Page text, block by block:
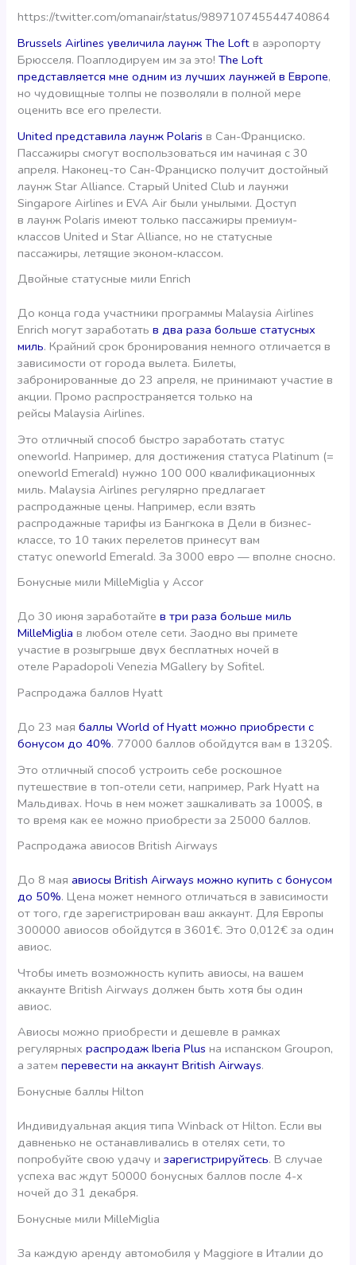
https://twitter.com/omanair/status/989710745544740864
Brussels Airlines увеличила лаунж The Loft в аэропорту
Брюсселя. Поаплодируем им за это!The Loft
представляется мне одним из лучших лаунжей в Европе,
но чудовищные толпы не позволяли в полной мере
оценить все его прелести.
United представила лаунж Polaris в Сан-Франциско.
Пассажиры смогут воспользоваться им начиная с 30
апреля. Наконец-то Сан-Франциско получит достойный
лаунж Star Alliance. Старый United Club и лаунжи
Singapore Airlines и EVA Air были унылыми. Доступ
в лаунж Polaris имеют только пассажиры премиум-
классов United и Star Alliance, но не статусные
пассажиры, летящие эконом-классом.
Двойные статусные мили Enrich
До конца года участники программы Malaysia Airlines
Enrich могут заработатьв два раза больше статусных
миль. Крайний срок бронирования немного отличается в
зависимости от города вылета. Билеты,
забронированные до 23 апреля, не принимают участие в
акции. Промо распространяется только на
рейсы Malaysia Airlines.
Это отличный способ быстро заработать статус
oneworld. Например, для достижения статуса Platinum (=
oneworld Emerald) нужно 100 000 квалификационных
миль. Malaysia Airlines регулярно предлагает
распродажные цены. Например, если взять
распродажные тарифы из Бангкока в Дели в бизнес-
классе, то 10 таких перелетов принесут вам
статус oneworld Emerald. За 3000 евро — вполне сносно.
Бонусные мили MilleMiglia у Accor
До 30 июня заработайтев три раза больше миль
MilleMiglia в любом отеле сети. Заодно вы примете
участие в розыгрыше двух бесплатных ночей в
отеле Papadopoli Venezia MGallery by Sofitel.
Распродажа баллов Hyatt
До 23 маябаллы World of Hyatt можно приобрести с
бонусом до 40%. 77000 баллов обойдутся вам в 1320$.
Это отличный способ устроить себе роскошное
путешествие в топ-отели сети, например, Park Hyatt на
Мальдивах. Ночь в нем может зашкаливать за 1000$, в
то время как ее можно приобрести за 25000 баллов.
Распродажа авиосов British Airways
До 8 маяавиосы British Airways можно купить с бонусом
до 50%. Цена может немного отличаться в зависимости
от того, где зарегистрирован ваш аккаунт. Для Европы
300000 авиосов обойдутся в 3601€. Это 0,012€ за один
авиос.
Чтобы иметь возможность купить авиосы, на вашем
аккаунте British Airways должен быть хотя бы один
авиос.
Авиосы можно приобрести и дешевле в рамках
регулярныхраспродаж Iberia Plus на испанском Groupon,
а затемперевести на аккаунт British Airways.
Бонусные баллы Hilton
Индивидуальная акция типа Winback от Hilton. Если вы
давненько не останавливались в отелях сети, то
попробуйте свою удачу изарегистрируйтесь. В случае
успеха вас ждут 50000 бонусных баллов после 4-х
ночей до 31 декабря.
Бонусные мили MilleMiglia
За каждую аренду автомобиля у Maggiore в Италии до